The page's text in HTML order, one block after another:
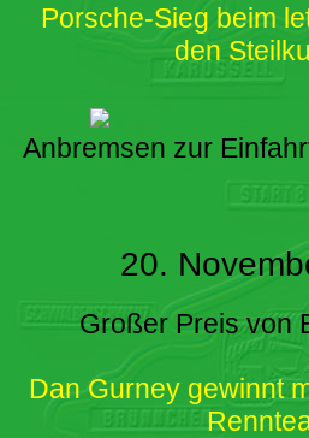
Porsche-Sieg beim
den
Anbremsen zur
20.
Großer Preis von
Dan Gurney gewinnt